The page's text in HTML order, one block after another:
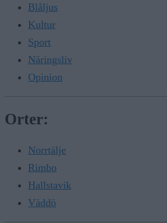
Blåljus
Kultur
Sport
Näringsliv
Opinion
Orter:
Norrtälje
Rimbo
Hallstavik
Väddö